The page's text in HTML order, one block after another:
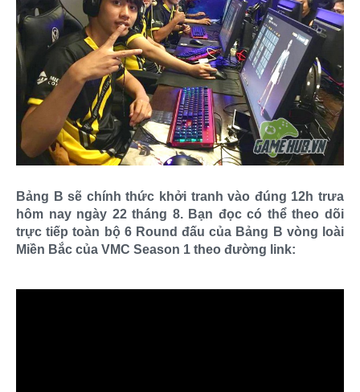
Bảng B sẽ chính thức khởi tranh vào đúng 12h trưa
hôm nay ngày 22 tháng 8. Bạn đọc có thể theo dõi
trực tiếp toàn bộ 6 Round đấu của Bảng B vòng loài
Miền Bắc của VMC Season 1 theo đường link: